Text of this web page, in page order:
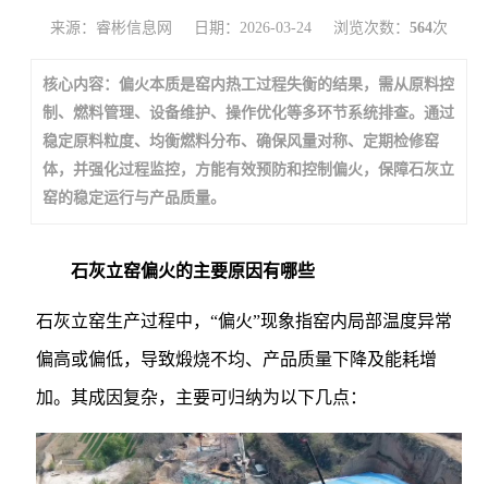
来源：睿彬信息网 日期：2026-03-24 浏览次数： 564次
核心内容：偏火本质是窑内热工过程失衡的结果，需从原料控
制、燃料管理、设备维护、操作优化等多环节系统排查。通过
稳定原料粒度、均衡燃料分布、确保风量对称、定期检修窑
体，并强化过程监控，方能有效预防和控制偏火，保障石灰立
窑的稳定运行与产品质量。
石灰立窑偏火的主要原因有哪些
石灰立窑生产过程中，“偏火”现象指窑内局部温度异常
偏高或偏低，导致煅烧不均、产品质量下降及能耗增
加。其成因复杂，主要可归纳为以下几点：